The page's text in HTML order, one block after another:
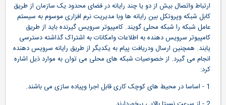
ارتباط واتصال بيش از دو يا چند رايانه در فضای محدود يک سازمان از طريق
کابل شبکه وپروتکل بين رايانه ها وبا مديريت نرم افزاری موسوم به سيستم
عامل شبکه را شبکه محلی گويند. کامپيوتر سرويس گيرنده بايد از طريق
کامپيوتر سرويس دهنده به اطلاعات وامکانات به اشتراک گذاشته دسترسی
يابند. همچنين ارسال ودريافت پيام به يکديگر از طريق رايانه سرويس دهنده
انجام می گيرد. از خصوصيات شبکه های محلی می توان به موارد ذيل اشاره
کرد: